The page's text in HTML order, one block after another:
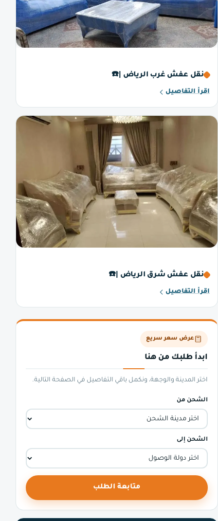
نقل عفش غرب الرياض |☎️
اقرأ التفاصيل
نقل عفش شرق الرياض |☎️
اقرأ التفاصيل
عرض سعر سريع
ابدأ طلبك من هنا
اختر المدينة والوجهة، ونكمل باقي التفاصيل في الصفحة التالية.
الشحن من
الشحن إلى
متابعة الطلب